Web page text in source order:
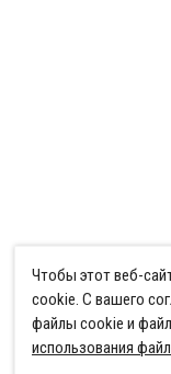
Чтобы этот веб-
cookie. С вашего
файлы cookie и
использования